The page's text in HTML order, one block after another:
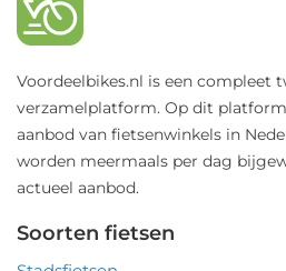
Voordeelbikes.nl is een compleet
verzamelplatform. Op dit
aanbod van fietsenwinkels in
worden meermaals per dag
actueel aanbod.
Soorten fietsen